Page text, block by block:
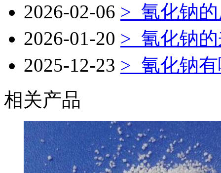
2026-02-06 > 氰化钠
2026-01-20 > 氰化钠
2025-12-23 > 氰化钠
相关产品